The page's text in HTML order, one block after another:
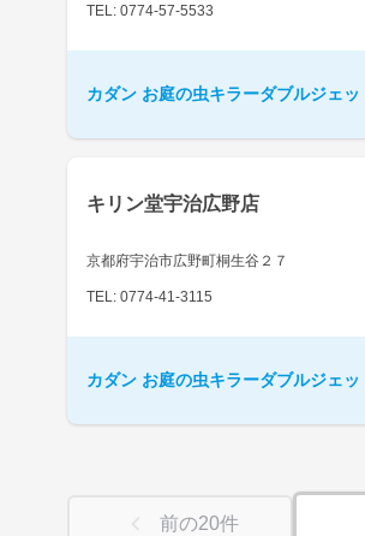
TEL: 0774-57-5533
カダン お庭の虫キラーダブルジェ
キリン堂宇治広野店
京都府宇治市広野町桐生谷２７
TEL: 0774-41-3115
カダン お庭の虫キラーダブルジェ
前の20件